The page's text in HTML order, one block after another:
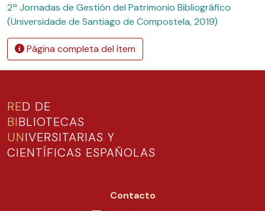
2ª Jornadas de Gestión del Patrimonio Bibliográfico
(Universidade de Santiago de Compostela, 2019)
Página completa del ítem
RED DE
BIBLIOTECAS
UNIVERSITARIAS Y
CIENTÍFICAS ESPAÑOLAS
Contacto